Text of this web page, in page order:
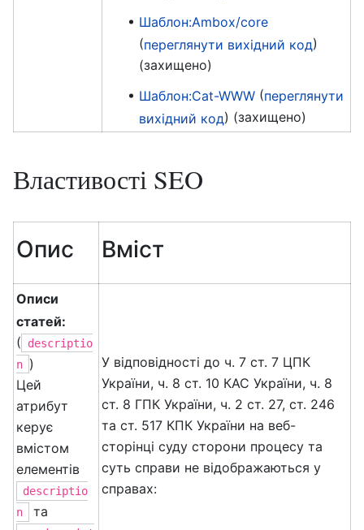
Шаблон:Ambox/core
(переглянути вихідний код)
(захищено)
Шаблон:Cat-WWW(переглянути
вихідний код) (захищено)
Властивості SEO
Опис Вміст
Описи
статей:
(
descriptio
n )
Цей
атрибут
керує
вмістом
елементів
descriptio
n
та
У відповідності до ч. 7 ст. 7 ЦПК
України, ч. 8 ст. 10 КАС України, ч. 8
ст. 8 ГПК України, ч. 2 ст. 27, ст. 246
та ст. 517 КПК України на веб-
сторінці суду сторони процесу та
суть справи не відображаються у
справах: